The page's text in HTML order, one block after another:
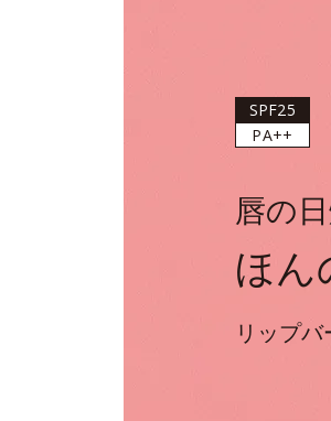
SPF25
PA++
唇の
ほん
リップ